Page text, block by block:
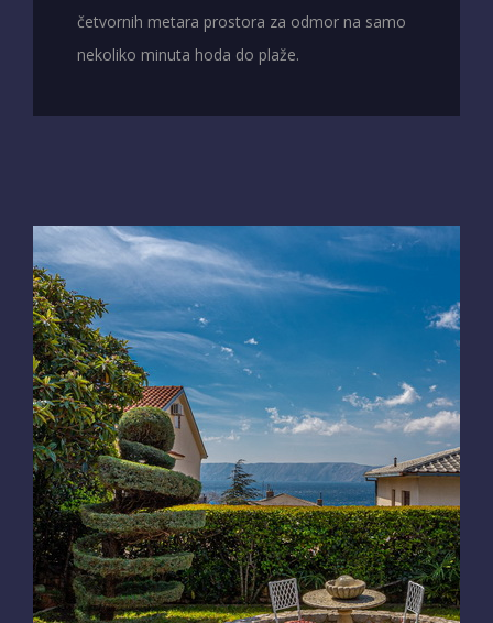
četvornih metara prostora za odmor na samo
nekoliko minuta hoda do plaže.